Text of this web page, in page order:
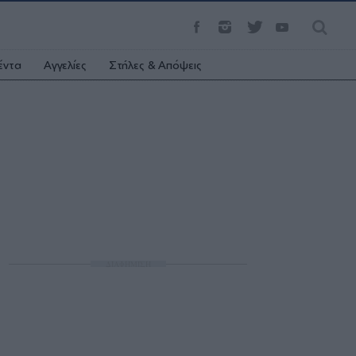
Αγγελίες Στήλες & Απόψεις